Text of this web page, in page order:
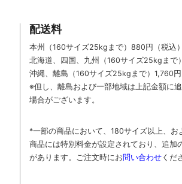
配送料
本州（160サイズ25kgまで）880円（税込）
北海道、四国、九州
（160サイズ25kgまで）
沖縄、離島 （160サイズ25kgまで） 1,760円
※但し、離島および一部地域は上記金額に
場合がございます。
*一部の商品において、180サイズ以上、お
商品には特別料金が設定されており、追加
があります。 ご注文時にお問い合わせ くだ